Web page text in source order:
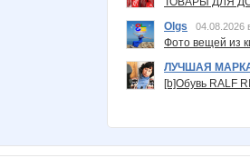
Olgs
04.08.2026
Фото вещей из
ЛУЧШАЯ
[b]Обувь RALF